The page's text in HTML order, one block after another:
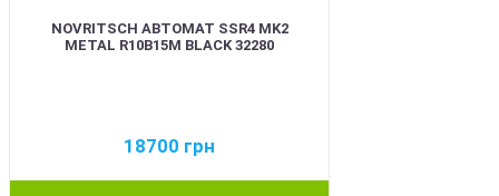
NOVRITSCH АВТОМАТ SSR4 MK2
METAL R10B15M BLACK 32280
18700 грн